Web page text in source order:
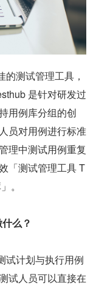
的测试管理工具，
是针对研发过
用例库分组的创
员对用例进行标准
理中测试用例重复
「测试管理工具 T
。
么？
试计划与执行用例
试人员可以直接在